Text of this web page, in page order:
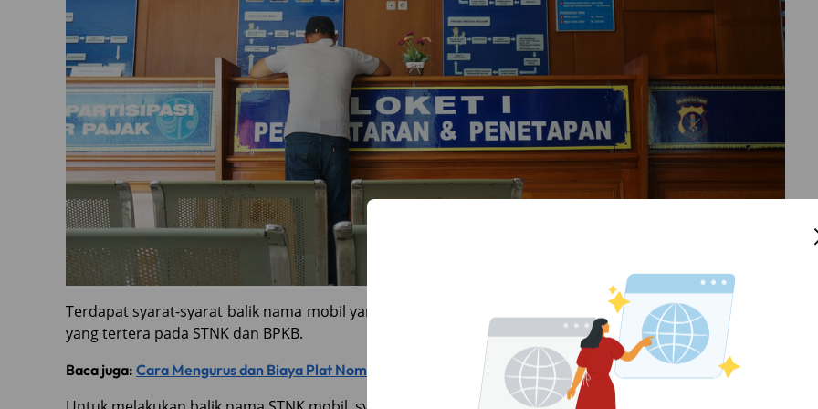
Terdapat syarat-syarat balik nama mobil yang harus dipenuhi jika ingin mengganti identitas kepemilikan
yang tertera pada STNK dan BPKB.
Baca juga: Cara Mengurus dan Biaya Plat Nomor Sementara